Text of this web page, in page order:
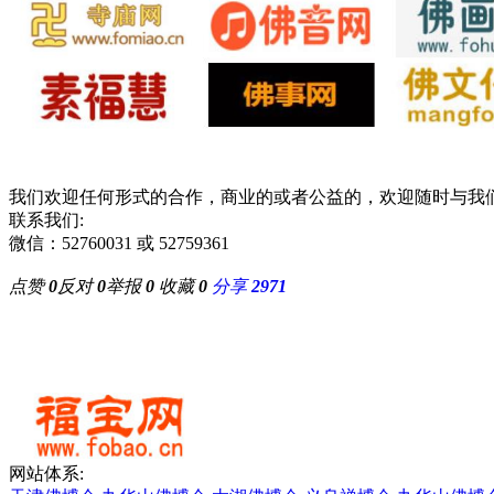
我们欢迎任何形式的合作，商业的或者公益的，欢迎随时与我
联系我们:
微信：52760031 或 52759361
点赞0反对0举报0 收藏0 分享2971
网站体系: